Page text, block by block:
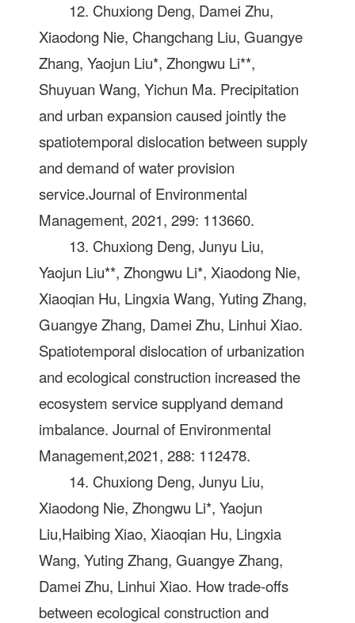
12. Chuxiong Deng, Damei Zhu,
Xiaodong Nie, Changchang Liu, Guangye
Zhang, Yaojun Liu*, Zhongwu Li**,
Shuyuan Wang, Yichun Ma. Precipitation
and urban expansion caused jointly the
spatiotemporal dislocation between supply
and demand of water provision
service.Journal of Environmental
Management, 2021, 299: 113660.
13. Chuxiong Deng, Junyu Liu,
Yaojun Liu**, Zhongwu Li*, Xiaodong Nie,
Xiaoqian Hu, Lingxia Wang, Yuting Zhang,
Guangye Zhang, Damei Zhu, Linhui Xiao.
Spatiotemporal dislocation of urbanization
and ecological construction increased the
ecosystem service supplyand demand
imbalance. Journal of Environmental
Management,2021, 288: 112478.
14. Chuxiong Deng, Junyu Liu,
Xiaodong Nie, Zhongwu Li*, Yaojun
Liu,Haibing Xiao, Xiaoqian Hu, Lingxia
Wang, Yuting Zhang, Guangye Zhang,
Damei Zhu, Linhui Xiao. How trade-offs
between ecological construction and